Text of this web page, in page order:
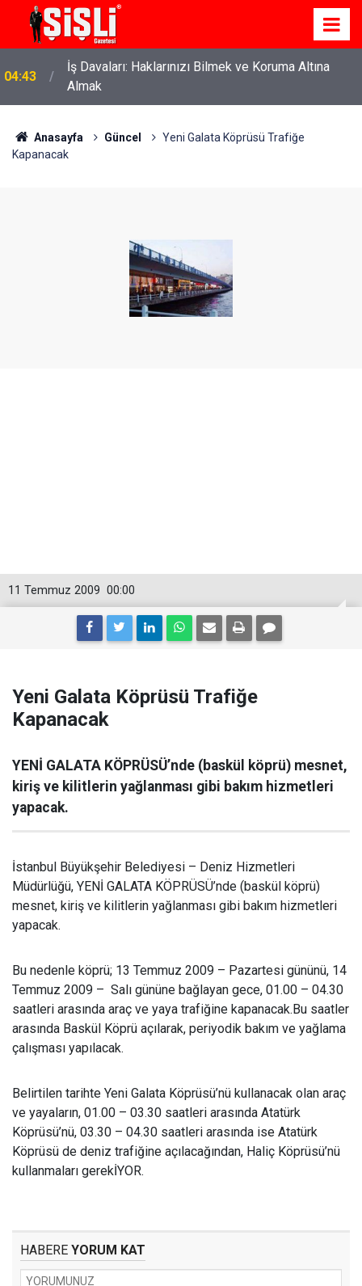
04:43
İş Davaları: Haklarınızı Bilmek ve Koruma Altına
Almak
Anasayfa Güncel
Yeni Galata Köprüsü Trafiğe
Kapanacak
00:00
11 Temmuz 2009
Yeni Galata Köprüsü Trafiğe
Kapanacak
YENİ GALATA KÖPRÜSÜ’nde (baskül köprü) mesnet,
kiriş ve kilitlerin yağlanması gibi bakım hizmetleri
yapacak.
İstanbul Büyükşehir Belediyesi – Deniz Hizmetleri
Müdürlüğü, YENİ GALATA KÖPRÜSÜ’nde (baskül köprü)
mesnet, kiriş ve kilitlerin yağlanması gibi bakım hizmetleri
yapacak.
Bu nedenle köprü; 13 Temmuz 2009 – Pazartesi gününü, 14
Temmuz 2009 – Salı gününe bağlayan gece, 01.00 – 04.30
saatleri arasında araç ve yaya trafiğine kapanacak.Bu saatler
arasında Baskül Köprü açılarak, periyodik bakım ve yağlama
çalışması yapılacak.
Belirtilen tarihte Yeni Galata Köprüsü’nü kullanacak olan araç
ve yayaların, 01.00 – 03.30 saatleri arasında Atatürk
Köprüsü’nü, 03.30 – 04.30 saatleri arasında ise Atatürk
Köprüsü de deniz trafiğine açılacağından, Haliç Köprüsü’nü
kullanmaları gerekİYOR.
HABERE YORUM KAT